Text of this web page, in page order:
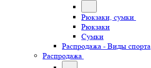
Рюкзаки, сумки
Рюкзаки
Сумки
Распродажа - Виды спорта
Распродажа